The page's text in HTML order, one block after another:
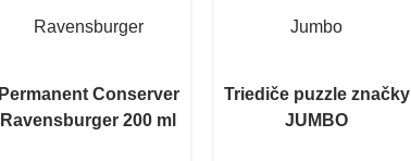
Ravensburger
Permanent Conserver
Ravensburger 200 ml
Jumbo
Triediče puzzle značky
JUMBO